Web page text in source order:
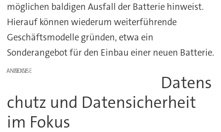
möglichen baldigen Ausfall der Batterie hinweist.
Hierauf können wiederum weiterführende
Geschäftsmodelle gründen, etwa ein
Sonderangebot für den Einbau einer neuen Batterie.
ANZEIGE
Datens
chutz und Datensicherheit
im Fokus